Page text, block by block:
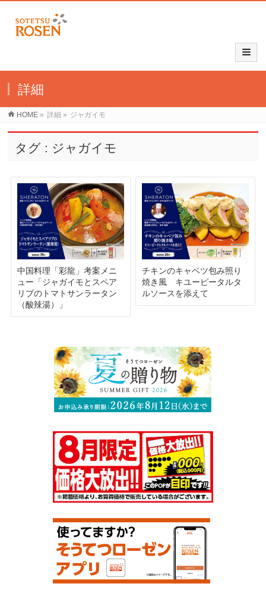
詳細
HOME » 詳細 » ジャガイモ
タグ : ジャガイモ
中国料理「彩龍」考案メニ
ュー「ジャガイモとスペア
リブのトマトサンラータン
（酸辣湯）」
チキンのキャベツ包み照り
焼き風 キユーピータルタ
ルソースを添えて